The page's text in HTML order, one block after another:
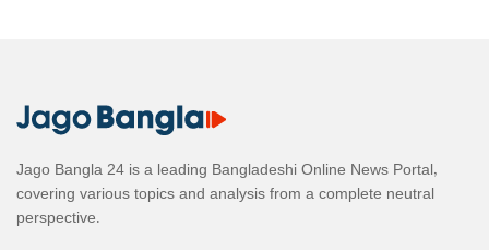
Jago Bangla 24 is a leading Bangladeshi Online News Portal,
covering various topics and analysis from a complete neutral
perspective.